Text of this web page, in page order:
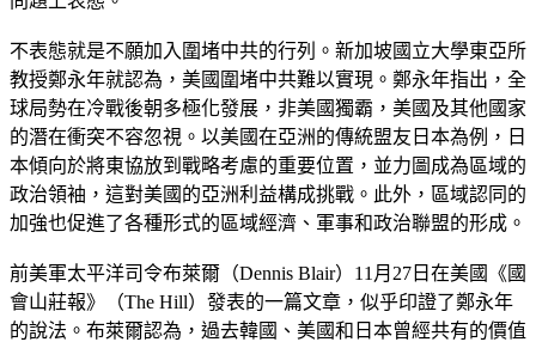
不表態就是不願加入圍堵中共的行列。新加坡國立大學東亞所
教授鄭永年就認為，美國圍堵中共難以實現。鄭永年指出，全
球局勢在冷戰後朝多極化發展，非美國獨霸，美國及其他國家
的潛在衝突不容忽視。以美國在亞洲的傳統盟友日本為例，日
本傾向於將東協放到戰略考慮的重要位置，並力圖成為區域的
政治領袖，這對美國的亞洲利益構成挑戰。此外，區域認同的
加強也促進了各種形式的區域經濟、軍事和政治聯盟的形成。
前美軍太平洋司令布萊爾（Dennis Blair）11月27日在美國《國
會山莊報》（The Hill）發表的一篇文章，似乎印證了鄭永年
的說法。布萊爾認為，過去韓國、美國和日本曾經共有的價值